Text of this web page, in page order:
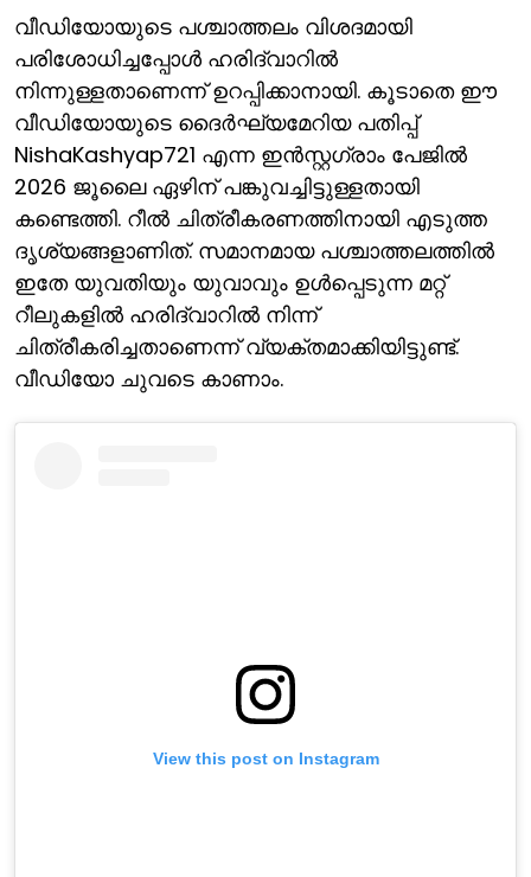
വീഡിയോയുടെ പശ്ചാത്തലം വിശദമായി
പരിശോധിച്ചപ്പോള്‍ ഹരിദ്വാറില്‍
നിന്നുള്ളതാണെന്ന് ഉറപ്പിക്കാനായി. കൂടാതെ ഈ
വീഡിയോയുടെ ദൈര്‍ഘ്യമേറിയ പതിപ്പ്
NishaKashyap721 എന്ന ഇന്‍സ്റ്റഗ്രാം പേജില്‍
2026 ജൂലൈ ഏഴിന് പങ്കുവച്ചിട്ടുള്ളതായി
കണ്ടെത്തി. റീല്‍ ചിത്രീകരണത്തിനായി എടുത്ത
ദൃശ്യങ്ങളാണിത്. സമാനമായ പശ്ചാത്തലത്തില്‍
ഇതേ യുവതിയും യുവാവും ഉള്‍പ്പെടുന്ന മറ്റ്
റീലുകളില്‍ ഹരിദ്വാറില്‍ നിന്ന്
ചിത്രീകരിച്ചതാണെന്ന് വ്യക്തമാക്കിയിട്ടുണ്ട്.
വീഡിയോ ചുവടെ കാണാം.
View this post on Instagram